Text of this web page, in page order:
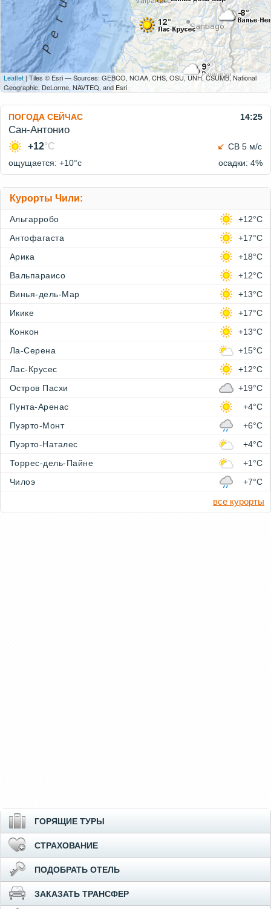
Leaflet | Tiles © Esri — Sources: GEBCO, NOAA, CHS, OSU, UNH, CSUMB, National
Geographic, DeLorme, NAVTEQ, and Esri
ПОГОДА СЕЙЧАС 14:25
Сан-Антонио
+12°C
СВ 5 м/с
ощущается: +10°c
осадки: 4%
Курорты Чили:
Альгарробо
+12°C
Антофагаста
+17°C
Арика
+18°C
Вальпараисо
+12°C
Винья-дель-Мар
+13°C
Икике
+17°C
Конкон
+13°C
Ла-Серена
+15°C
Лас-Крусес
+12°C
Остров Пасхи
+19°C
Пунта-Аренас
+4°C
Пуэрто-Монт
+6°C
Пуэрто-Наталес
+4°C
Торрес-дель-Пайне
+1°C
Чилоэ
+7°C
все курорты
ГОРЯЩИЕ ТУРЫ
СТРАХОВАНИЕ
ПОДОБРАТЬ ОТЕЛЬ
ЗАКАЗАТЬ ТРАНСФЕР